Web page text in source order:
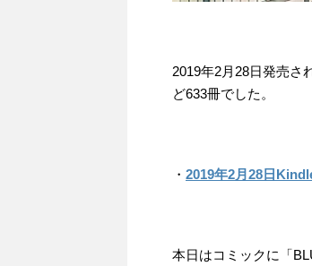
2019年2月28日発売さ
ど633冊でした。
・ 2019年2月28日
本日はコミックに「